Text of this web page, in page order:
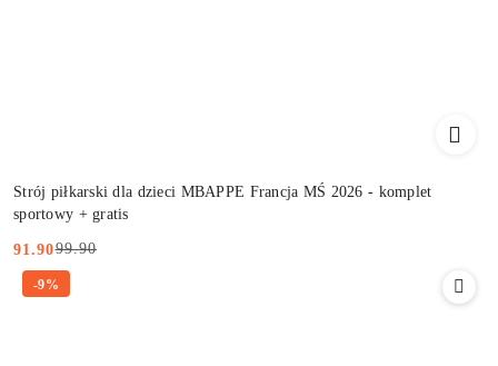
Strój piłkarski dla dzieci MBAPPE Francja MŚ 2026 - komplet
sportowy + gratis
Cena
promocyjna:
91.90
Cena
przed
99.90
-9%